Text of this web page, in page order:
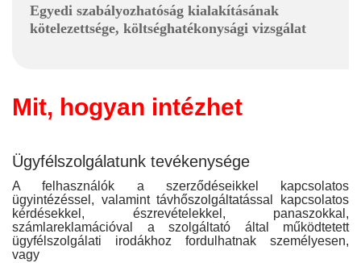
Egyedi szabályozhatóság kialakításának
kötelezettsége, költséghatékonysági vizsgálat
Mit, hogyan intézhet
Ügyfélszolgálatunk tevékenysége
A felhasználók a szerződéseikkel kapcsolatos
ügyintézéssel, valamint távhőszolgáltatással kapcsolatos
kérdésekkel, észrevételekkel, panaszokkal,
számlareklamációval a szolgáltató által működtetett
ügyfélszolgálati irodákhoz fordulhatnak személyesen,
vagy